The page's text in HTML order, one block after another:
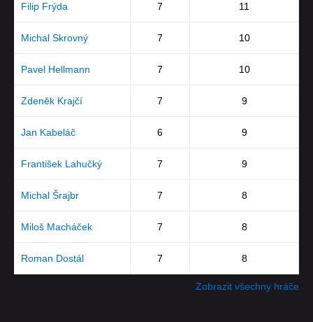
Filip Frýda 7 11
Michal Skrovný 7 10
Pavel Hellmann 7 10
Zdeněk Krajčí 7 9
Jan Kabeláč 6 9
František Lahučký 7 9
Michal Šrajbr 7 8
Miloš Macháček 7 8
Roman Dostál 7 8
Zobrazit všechny hráče